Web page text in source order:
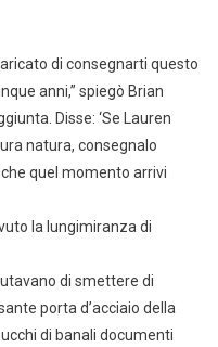
di consegnarti questo
anni,” spiegò Brian
Disse: ‘Se Lauren
natura, consegnalo
quel momento arrivi
la lungimiranza di
di smettere di
porta d’acciaio della
di banali documenti